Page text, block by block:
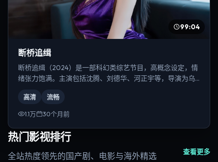
99:04
断桥追缉
断桥追缉（2024）是一部科幻类综艺节目，高概念设定，情
绪张力饱满。主演包括沈腾、刘德华、河正宇等，导演为乌
高清 流畅
1.1万 30个月前
热门影视排行
全站热度领先的国产剧、电影与海外精选 查看更多